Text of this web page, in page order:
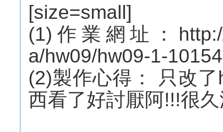
[size=small]
(1)作業網址：http://
a/hw09/hw09-1-
(2)製作心得： 只改
西看了好討厭阿!!!很